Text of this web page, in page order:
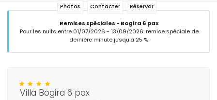
Photos Contacter Réservar
Remises spéciales - Bogira 6 pax
Pour les nuits entre 01/07/2026 - 13/09/2026: remise spéciale de
dernière minute jusqu'à 25 %.
Villa Bogira 6 pax